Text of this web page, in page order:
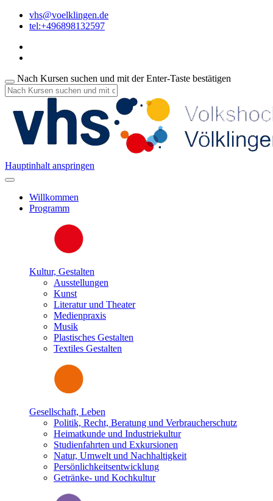
vhs@voelklingen.de
tel:+496898132597
Nach Kursen suchen und mit der Enter-Taste bestätigen
Hauptinhalt anspringen
Willkommen
Programm
Kultur, Gestalten
Ausstellungen
Kunst
Literatur und Theater
Medienpraxis
Musik
Plastisches Gestalten
Textiles Gestalten
Gesellschaft, Leben
Politik, Recht, Beratung und Verbraucherschutz
Heimatkunde und Industriekultur
Studienfahrten und Exkursionen
Natur, Umwelt und Nachhaltigkeit
Persönlichkeitsentwicklung
Getränke- und Kochkultur